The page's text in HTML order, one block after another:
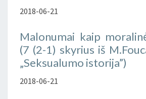
2018-06-21
Malonumai kaip
(7 (2-1) skyrius iš
„Seksualumo istorija”)
2018-06-21